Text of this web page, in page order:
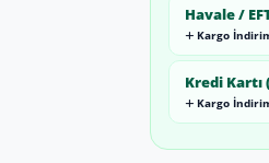
Havale /
Kargo
Kredi Kartı
Kargo